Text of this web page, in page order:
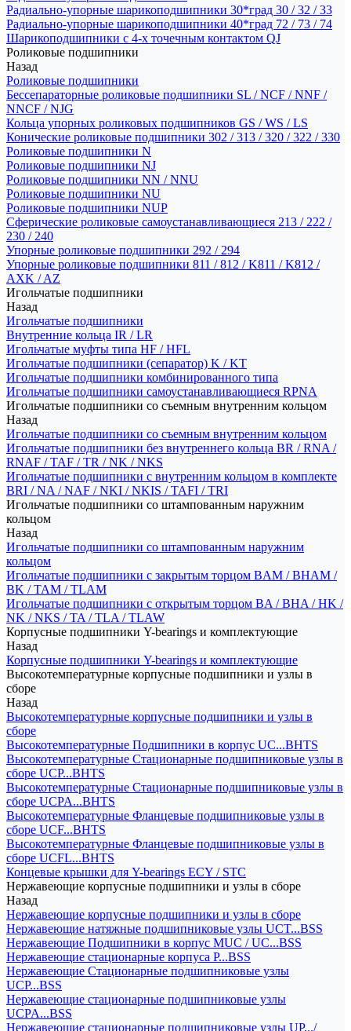
Радиально-упорные шарикоподшипники 30*град 30 / 32 / 33
Радиально-упорные шарикоподшипники 40*град 72 / 73 / 74
Шарикоподшипники с 4-х точечным контактом QJ
Роликовые подшипники
Назад
Роликовые подшипники
Бессепараторные роликовые подшипники SL / NCF / NNF /
NNCF / NJG
Кольца упорных роликовых подшипников GS / WS / LS
Конические роликовые подшипники 302 / 313 / 320 / 322 / 330
Роликовые подшипники N
Роликовые подшипники NJ
Роликовые подшипники NN / NNU
Роликовые подшипники NU
Роликовые подшипники NUP
Сферические роликовые самоустанавливающиеся 213 / 222 /
230 / 240
Упорные роликовые подшипники 292 / 294
Упорные роликовые подшипники 811 / 812 / K811 / K812 /
AXK / AZ
Игольчатые подшипники
Назад
Игольчатые подшипники
Внутренние кольца IR / LR
Игольчатые муфты типа HF / HFL
Игольчатые подшипники (сепаратор) K / KT
Игольчатые подшипники комбинированного типа
Игольчатые подшипники самоустанавливающиеся RPNA
Игольчатые подшипники со съемным внутренним кольцом
Назад
Игольчатые подшипники со съемным внутренним кольцом
Игольчатые подшипники без внутреннего кольца BR / RNA /
RNAF / TAF / TR / NK / NKS
Игольчатые подшипники с внутренним кольцом в комплекте
BRI / NA / NAF / NKI / NKIS / TAFI / TRI
Игольчатые подшипники со штампованным наружним
кольцом
Назад
Игольчатые подшипники со штампованным наружним
кольцом
Игольчатые подшипники с закрытым торцом BAM / BHAM /
BK / TAM / TLAM
Игольчатые подшипники с открытым торцом BA / BHA / HK /
NK / NKS / TA / TLA / TLAW
Корпусные подшипники Y-bearings и комплектующие
Назад
Корпусные подшипники Y-bearings и комплектующие
Высокотемпературные корпусные подшипники и узлы в
сборе
Назад
Высокотемпературные корпусные подшипники и узлы в
сборе
Высокотемпературные Подшипники в корпус UC...BHTS
Высокотемпературные Стационарные подшипниковые узлы в
сборе UCP...BHTS
Высокотемпературные Стационарные подшипниковые узлы в
сборе UCPA...BHTS
Высокотемпературные Фланцевые подшипниковые узлы в
сборе UCF...BHTS
Высокотемпературные Фланцевые подшипниковые узлы в
сборе UCFL...BHTS
Концевые крышки для Y-bearings ECY / STC
Нержавеющие корпусные подшипники и узлы в сборе
Назад
Нержавеющие корпусные подшипники и узлы в сборе
Нержавеющие натяжные подшипниковые узлы UCT...BSS
Нержавеющие Подшипники в корпус MUC / UC...BSS
Нержавеющие стационарные корпуса P...BSS
Нержавеющие Стационарные подшипниковые узлы
UCP...BSS
Нержавеющие стационарные подшипниковые узлы
UCPA...BSS
Нержавеющие стационарные подшипниковые узлы UP.../